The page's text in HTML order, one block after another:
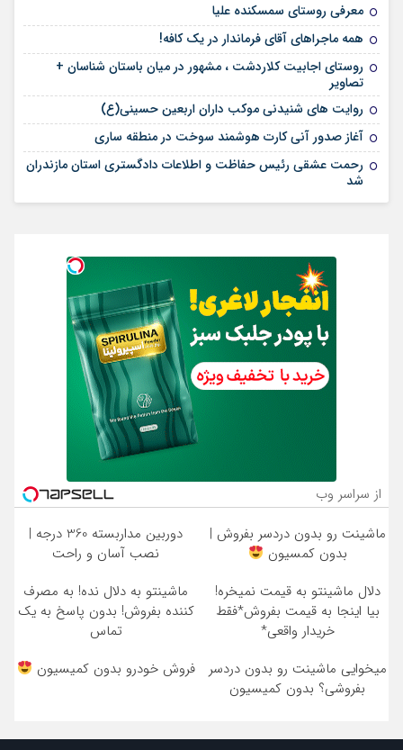
معرفی روستای سمسکنده علیا
همه ماجراهای آقای فرماندار در یک کافه!
روستای اجابیت کلاردشت ، مشهور در میان باستان شناسان +
تصاویر
روایت های شنیدنی موکب داران اربعین حسینی(ع)
آغاز صدور آنی کارت هوشمند سوخت در منطقه ساری
رحمت عشقی رئیس حفاظت و اطلاعات دادگستری استان مازندران
شد
از سراسر وب
ماشینت رو بدون دردسر بفروش |
بدون کمسیون
دوربین مداربسته 360 درجه |
نصب آسان و راحت
دلال ماشینتو به قیمت نمیخره!
بیا اینجا به قیمت بفروش*فقط
خریدار واقعی*
ماشینتو به دلال نده! به مصرف
کننده بفروش! بدون پاسخ به یک
تماس
میخوایی ماشینت رو بدون دردسر
بفروشی؟ بدون کمیسیون
فروش خودرو بدون کمیسیون